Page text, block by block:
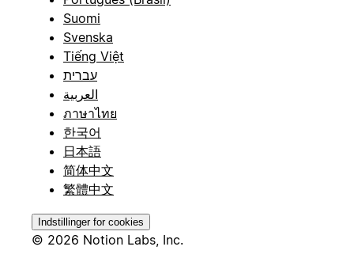
Suomi
Svenska
Tiếng Việt
עברית
العربية
ภาษาไทย
한국어
日本語
简体中文
繁體中文
Indstillinger for cookies
© 2026 Notion Labs, Inc.